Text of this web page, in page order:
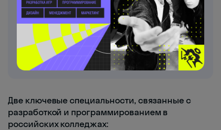
После выхода приказа о зачислении —
предоставьте оригинал аттестата. Обучение
начинается 1 сентября. Срок на базе 9 классов —
3 года 10 месяцев.
Две ключевые специальности, связанные с
разработкой и программированием в
российских колледжах: